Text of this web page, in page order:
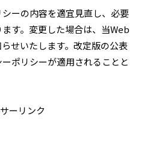
ーの内容を適宜見直し、必要
す。変更した場合は、当Web
せいたします。改定版の公表
ポリシーが適用されることと
ーリンク